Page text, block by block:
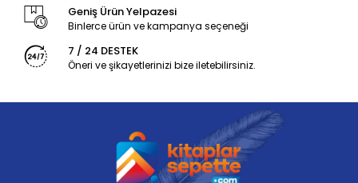
Geniş Ürün Yelpazesi
Binlerce ürün ve kampanya seçeneği
7 / 24 DESTEK
Öneri ve şikayetlerinizi bize iletebilirsiniz.